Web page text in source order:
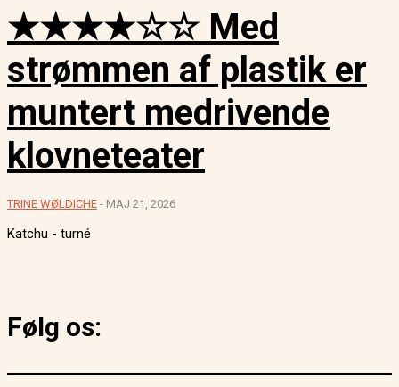
★★★★☆☆ Med
strømmen af plastik er
muntert medrivende
klovneteater
TRINE WØLDICHE - MAJ 21, 2026
Katchu - turné
Følg os: